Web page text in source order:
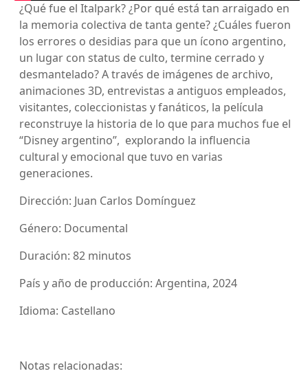
¿Qué fue el Italpark? ¿Por qué está tan arraigado en
la memoria colectiva de tanta gente? ¿Cuáles fueron
los errores o desidias para que un ícono argentino,
un lugar con status de culto, termine cerrado y
desmantelado? A través de imágenes de archivo,
animaciones 3D, entrevistas a antiguos empleados,
visitantes, coleccionistas y fanáticos, la película
reconstruye la historia de lo que para muchos fue el
“Disney argentino”, explorando la influencia
cultural y emocional que tuvo en varias
generaciones.
Dirección: Juan Carlos Domínguez
Género: Documental
Duración: 82 minutos
País y año de producción: Argentina, 2024
Idioma: Castellano
Notas relacionadas: